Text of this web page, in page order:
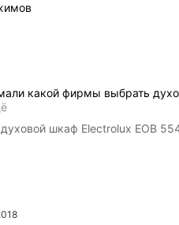
какой фирмы выбрать
шкаф Electrolux EOB